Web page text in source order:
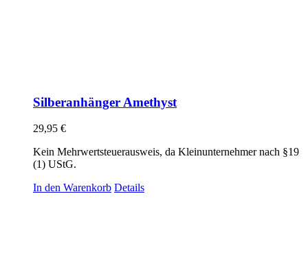
Silberanhänger Amethyst
29,95 €
Kein Mehrwertsteuerausweis, da Kleinunternehmer nach §19
(1) UStG.
In den Warenkorb Details